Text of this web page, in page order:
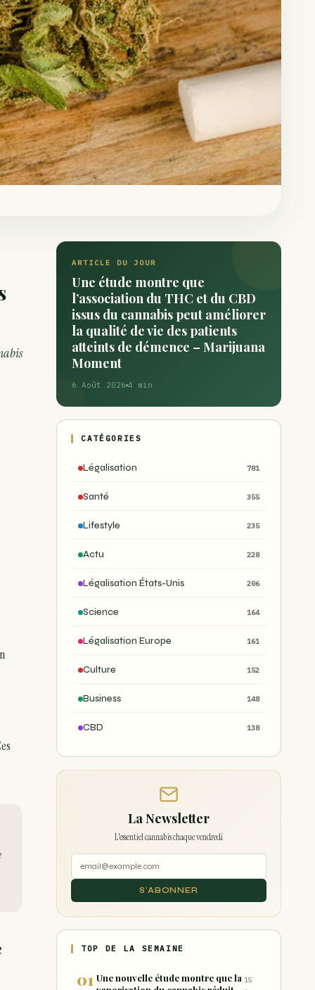
ARTICLE DU JOUR
Une étude montre que
l’association du THC et du CBD
issus du cannabis peut améliorer
la qualité de vie des patients
atteints de démence – Marijuana
Moment
6 Août 2026 4 min
CATÉGORIES
Légalisation 781
Santé 355
Lifestyle 235
Actu 228
Légalisation États-Unis 206
Science 164
Légalisation Europe 161
Culture 152
Business 148
CBD 138
La Newsletter
L'essentiel cannabis chaque vendredi
S'ABONNER
TOP DE LA SEMAINE
Une nouvelle étude montre que la 15